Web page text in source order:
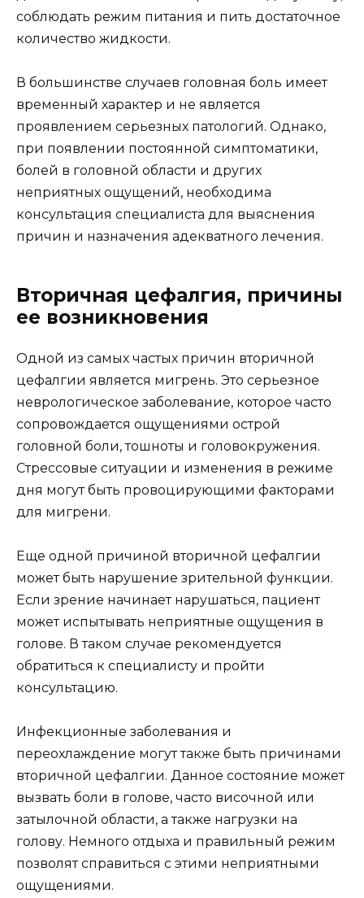
соблюдать режим питания и пить достаточное
количество жидкости.
В большинстве случаев головная боль имеет
временный характер и не является
проявлением серьезных патологий. Однако,
при появлении постоянной симптоматики,
болей в головной области и других
неприятных ощущений, необходима
консультация специалиста для выяснения
причин и назначения адекватного лечения.
Вторичная цефалгия, причины
ее возникновения
Одной из самых частых причин вторичной
цефалгии является мигрень. Это серьезное
неврологическое заболевание, которое часто
сопровождается ощущениями острой
головной боли, тошноты и головокружения.
Стрессовые ситуации и изменения в режиме
дня могут быть провоцирующими факторами
для мигрени.
Еще одной причиной вторичной цефалгии
может быть нарушение зрительной функции.
Если зрение начинает нарушаться, пациент
может испытывать неприятные ощущения в
голове. В таком случае рекомендуется
обратиться к специалисту и пройти
консультацию.
Инфекционные заболевания и
переохлаждение могут также быть причинами
вторичной цефалгии. Данное состояние может
вызвать боли в голове, часто височной или
затылочной области, а также нагрузки на
голову. Немного отдыха и правильный режим
позволят справиться с этими неприятными
ощущениями.